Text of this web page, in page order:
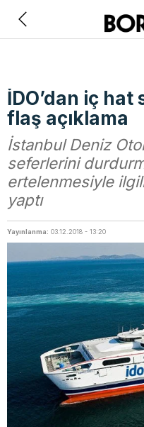
İDO’dan iç
flaş açıklama
İstanbul Deniz
seferlerini
ertelenmesiyle
yaptı
Yayınlanma: 03.12.2018 - 13:20